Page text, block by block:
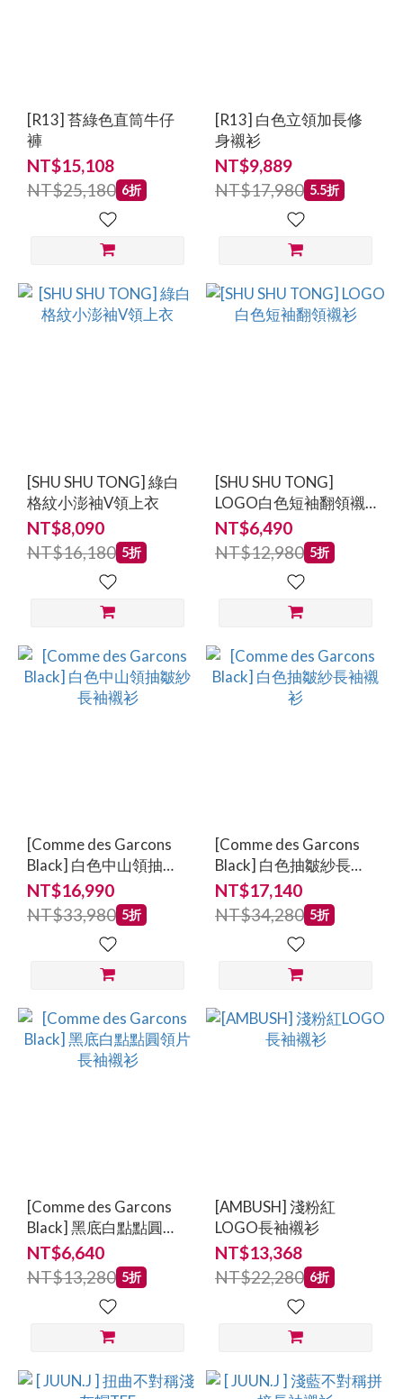
[R13] 苔綠色直筒牛仔
褲
NT$15,108
NT$25,180 6折
[R13] 白色立領加長修
身襯衫
NT$9,889
NT$17,980 5.5折
[SHU SHU TONG] 綠白
格紋小澎袖V領上衣
NT$8,090
NT$16,180 5折
[SHU SHU TONG]
LOGO白色短袖翻領襯
衫
NT$6,490
NT$12,980 5折
[Comme des Garcons
Black] 白色中山領抽皺
紗長袖襯衫
NT$16,990
NT$33,980 5折
[Comme des Garcons
Black] 白色抽皺紗長袖
襯衫
NT$17,140
NT$34,280 5折
[Comme des Garcons
Black] 黑底白點點圓領
片長袖襯衫
NT$6,640
NT$13,280 5折
[AMBUSH] 淺粉紅
LOGO長袖襯衫
NT$13,368
NT$22,280 6折